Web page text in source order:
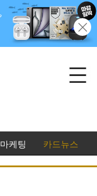
마케팅 카드뉴스